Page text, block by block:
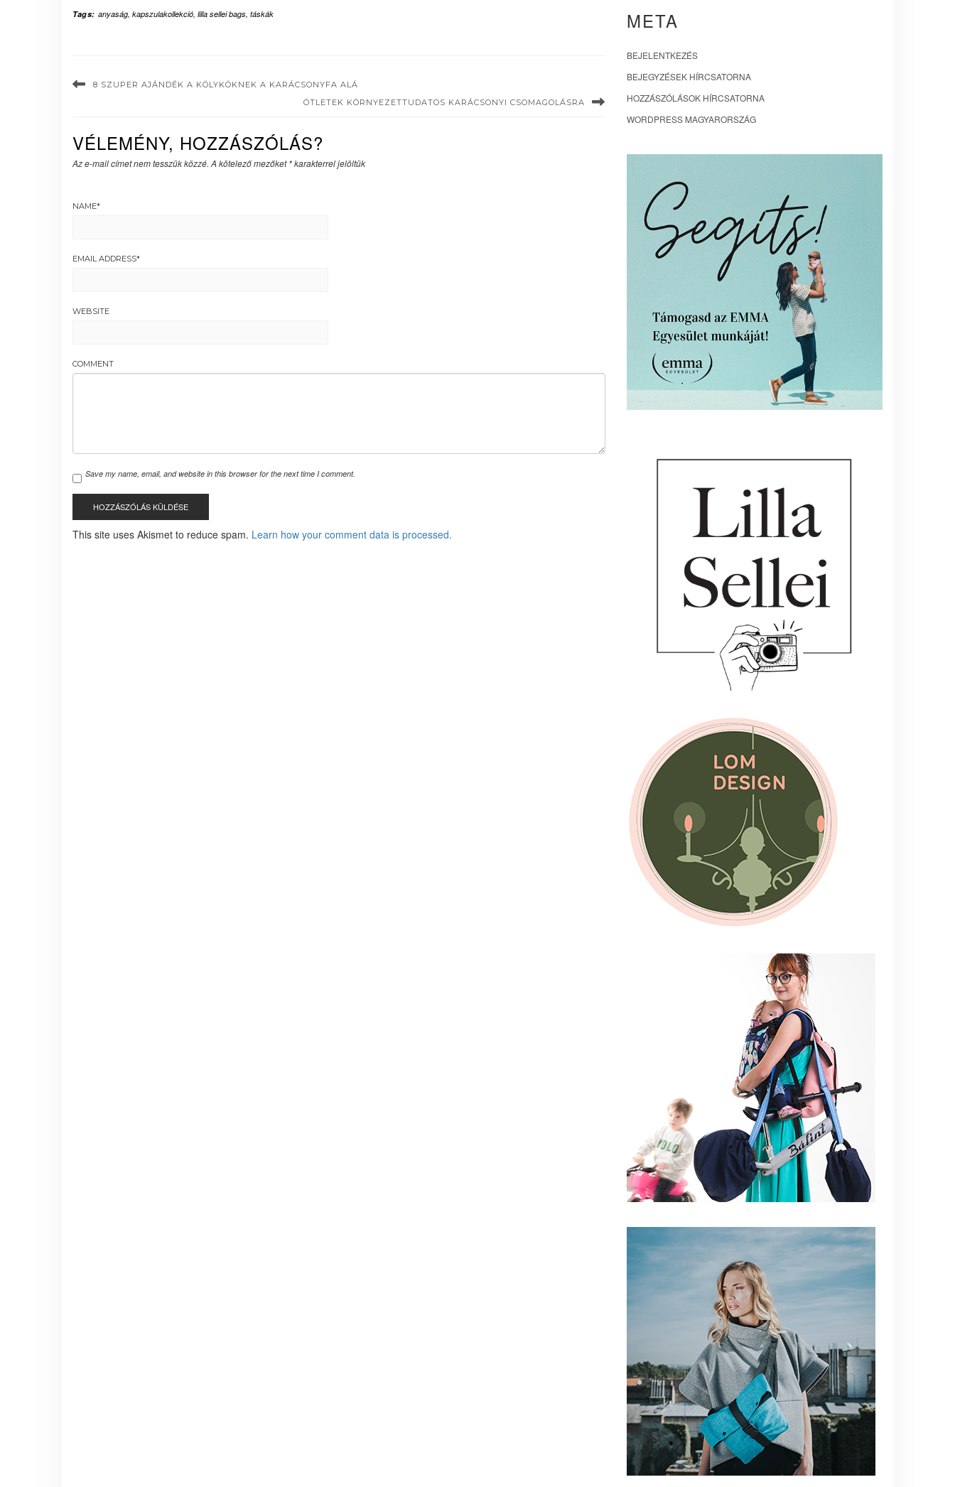
Tags: anyaság, kapszulakollekció, lilla sellei bags, táskák
8 SZUPER AJÁNDÉK A KÖLYKÖKNEK A KARÁCSONYFA ALÁ
ÖTLETEK KÖRNYEZETTUDATOS KARÁCSONYI CSOMAGOLÁSRA
VÉLEMÉNY, HOZZÁSZÓLÁS?
Az e-mail címet nem tesszük közzé. A kötelező mezőket*karakterrel jelöltük
NAME*
EMAIL ADDRESS*
WEBSITE
COMMENT
Save my name, email, and website in this browser for the next time I comment.
This site uses Akismet to reduce spam. Learn how your comment data is processed.
META
BEJELENTKEZÉS
BEJEGYZÉSEK HÍRCSATORNA
HOZZÁSZÓLÁSOK HÍRCSATORNA
WORDPRESS MAGYARORSZÁG